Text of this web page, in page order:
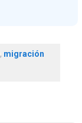
, migración